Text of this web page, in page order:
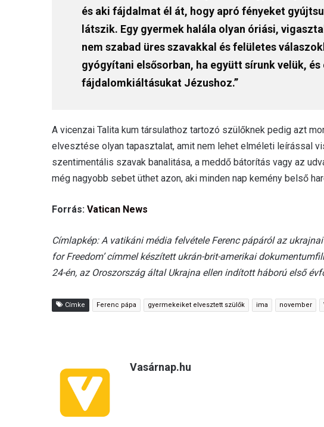
és aki fájdalmat él át, hogy apró fényeket
látszik. Egy gyermek halála olyan óriási,
nem szabad üres szavakkal és felületes
gyógyítani elsősorban, ha együtt sírunk velük,
fájdalomkiáltásukat Jézushoz.”
A vicenzai Talita kum társulathoz tartozó szülőknek pedig azt
elvesztése olyan tapasztalat, amit nem lehet elméleti leírással
szentimentális szavak banalitása, a meddő bátorítás vagy az
még nagyobb sebet üthet azon, aki minden nap kemény belső
Forrás: Vatican News
Címlapkép: A vatikáni média felvétele Ferenc pápáról az ukrajnai
for Freedom’ címmel készített ukrán-brit-amerikai
24-én, az Oroszország által Ukrajna ellen indított háború első
Címke Ferenc pápa gyermekeiket elvesztett szülők ima november
Vasárnap.hu